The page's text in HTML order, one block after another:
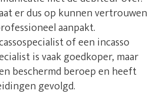
er dus op kunnen vertrouwen
aanpakt.
of een incasso
is vaak goedkoper, maar
beschermd beroep en heeft
gevolgd.